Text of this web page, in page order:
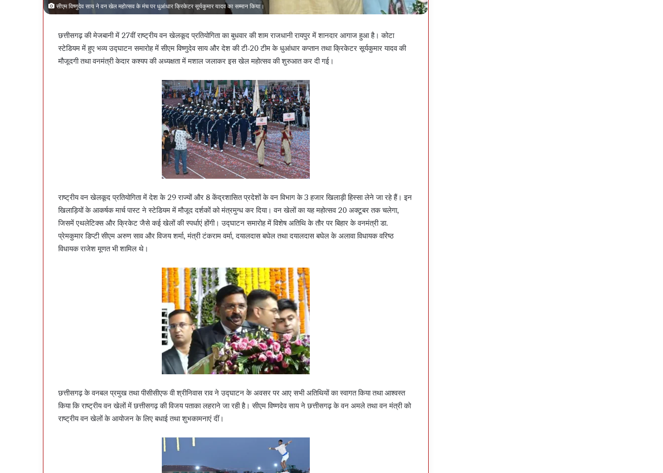
सीएम विष्णुदेव साय ने वन खेल महोत्सव के मंच पर धुआंधार क्रिकेटर सूर्यकुमार यादव का सम्मान किया।
छत्तीसगढ़ की मेजबानी में 27वीं राष्ट्रीय वन खेलकूद प्रतियोगिता का बुधवार की शाम राजधानी रायपुर में शानदार आगाज हुआ है। कोटा
स्टेडियम में हुए भव्य उद्घाटन समारोह में सीएम विष्णुदेव साय और देश की टी-20 टीम के धुआंधार कप्तान तथा क्रिकेटर सूर्यकुमार यादव की
मौजूदगी तथा वनमंत्री केदार कश्यप की अध्यक्षता में मशाल जलाकर इस खेल महोत्सव की शुरुआत कर दी गई।
राष्ट्रीय वन खेलकूद प्रतियोगिता में देश के 29 राज्यों और 8 केंद्रशासित प्रदेशों के वन विभाग के 3 हजार खिलाड़ी हिस्सा लेने जा रहे हैं। इन
खिलाड़ियों के आकर्षक मार्च पास्ट ने स्टेडियम में मौजूद दर्शकों को मंत्रमुग्ध कर दिया। वन खेलों का यह महोत्सव 20 अक्टूबर तक चलेगा,
जिसमें एथलेटिक्स और क्रिकेट जैसे कई खेलों की स्पर्धाएं होंगी। उद्घाटन समारोह में विशेष अतिथि के तौर पर बिहार के वनमंत्री डा.
प्रेमकुमार डिप्टी सीएम अरुण साव और विजय शर्मा, मंत्री टंकराम वर्मा, दयालदास बघेल तथा दयालदास बघेल के अलावा विधायक वरिष्ठ
विधायक राजेश मूणत भी शामिल थे।
छत्तीसगढ़ के वनबल प्रमुख तथा पीसीसीएफ वी श्रीनिवास राव ने उद्घाटन के अवसर पर आए सभी अतिथियों का स्वागत किया तथा आश्वस्त
किया कि राष्ट्रीय वन खेलों में छत्तीसगढ़ की विजय पताका लहराने जा रही है। सीएम विष्णदेव साय ने छत्तीसगढ़ के वन अमले तथा वन मंत्री को
राष्ट्रीय वन खेलों के आयोजन के लिए बधाई तथा शुभकामनाएं दीं।